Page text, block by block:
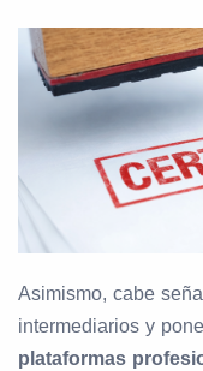
Asimismo, cabe
intermediarios y
plataformas